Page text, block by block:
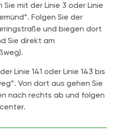
Sie mit der Linie 3 oder Linie
Folgen Sie der
und biegen dort
Sie direkt am
Linie 141 oder Linie 143 bis
Von dort aus gehen Sie
nach rechts ab und folgen